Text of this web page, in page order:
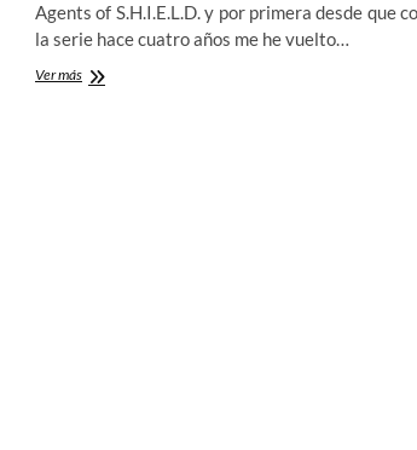
Agents of S.H.I.E.L.D. y por primera desde que
la serie hace cuatro años me he vuelto…
Ver másLa